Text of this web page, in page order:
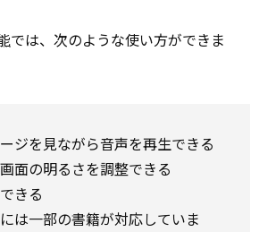
では、次のような使い方ができま
ジを見ながら音声を再生できる
面の明るさを調整できる
きる
は一部の書籍が対応していま